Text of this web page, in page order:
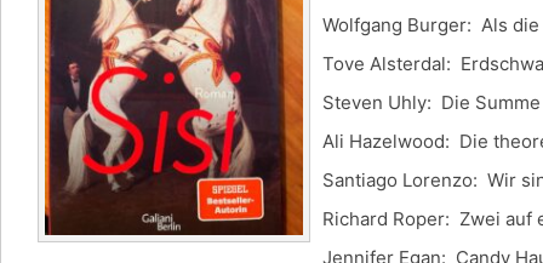
Wolfgang Burger: Als
Tove Alsterdal:
Steven Uhly: Die
Ali Hazelwood: Die
Santiago Lorenzo: Wir
Richard Roper: Zwei
Jennifer Egan: Candy